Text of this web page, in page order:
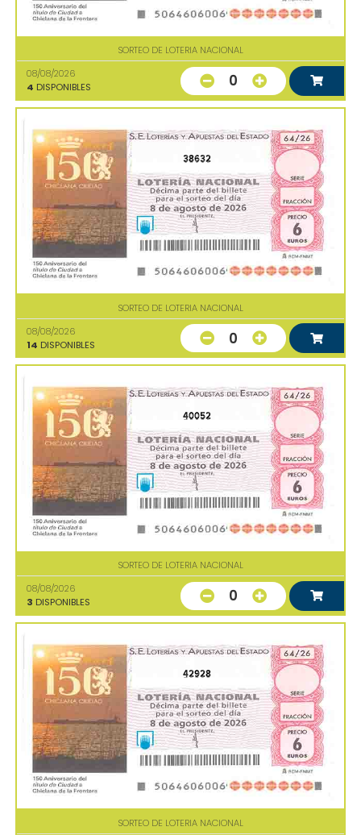
SORTEO DE LOTERIA NACIONAL
08/08/2026
4 DISPONIBLES 0
38632
SORTEO DE LOTERIA NACIONAL
08/08/2026
14 DISPONIBLES 0
40052
SORTEO DE LOTERIA NACIONAL
08/08/2026
3 DISPONIBLES 0
42928
SORTEO DE LOTERIA NACIONAL